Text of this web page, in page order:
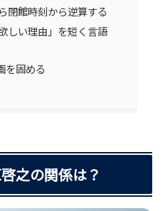
閉館時刻から逆算する
しい理由」を短く言語
を固める
之の関係は？